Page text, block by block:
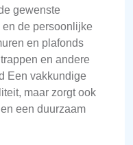
gewenste
en de persoonlijke
en plafonds
en andere
Een vakkundige
maar zorgt ook
een duurzaam